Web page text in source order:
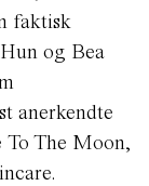
faktisk
Hun og Bea
anerkendte
To The Moon,
.